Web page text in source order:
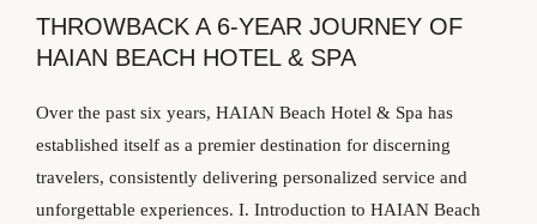
THROWBACK A 6-YEAR JOURNEY OF
HAIAN BEACH HOTEL & SPA
Over the past six years, HAIAN Beach Hotel & Spa has
established itself as a premier destination for discerning
travelers, consistently delivering personalized service and
unforgettable experiences. I. Introduction to HAIAN Beach